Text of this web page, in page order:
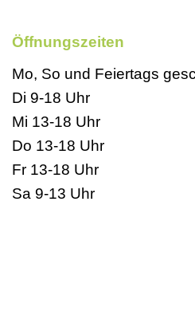
Öffnungszeiten
Mo, So und Feiertags
Di 9-18 Uhr
Mi 13-18 Uhr
Do 13-18 Uhr
Fr 13-18 Uhr
Sa 9-13 Uhr